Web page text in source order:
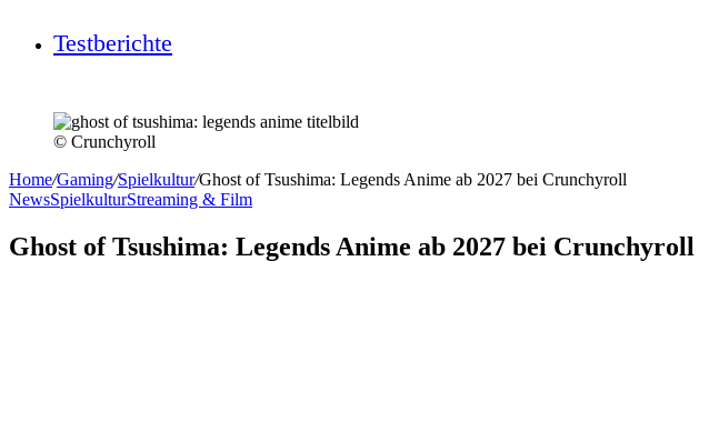
Testberichte
© Crunchyroll
Home/Gaming/Spielkultur/Ghost of Tsushima: Legends Anime ab 2027 bei Crunchyroll
NewsSpielkulturStreaming & Film
Ghost of Tsushima: Legends Anime ab 2027 bei Crunchyroll